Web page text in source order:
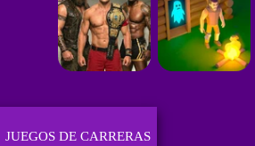
JUEGOS DE CARRERAS